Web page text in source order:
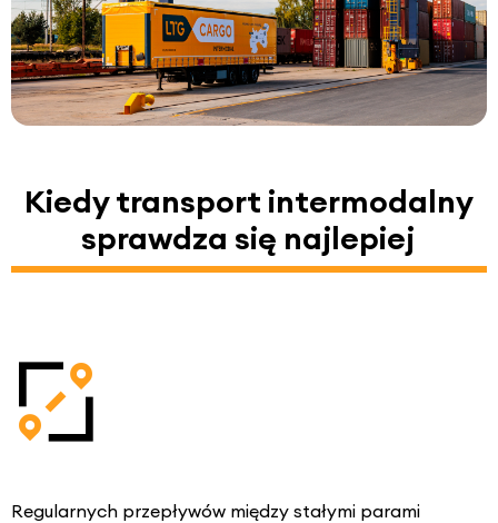
Kiedy transport intermodalny
sprawdza się najlepiej
Regularnych przepływów między stałymi parami